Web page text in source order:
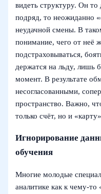
видеть структуру. Он
подряд, то неожиданно
неудачной смены. В
понимание, чего от неё
подстраховываться,
держатся на льду, лишь
момент. В результате
несогласованными,
пространство. Важно,
только счёт, но и
Игнорирование
обучения
Многие молодые
аналитике как к чему-